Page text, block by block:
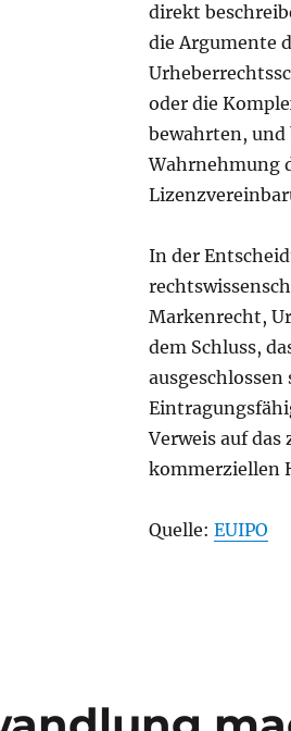
direkt
die Argumente
oder die
bewahrten, und
Wahrnehmung
In der
Markenrecht,
dem Schluss,
Verweis auf
kommerziellen
Quelle: EUIPO